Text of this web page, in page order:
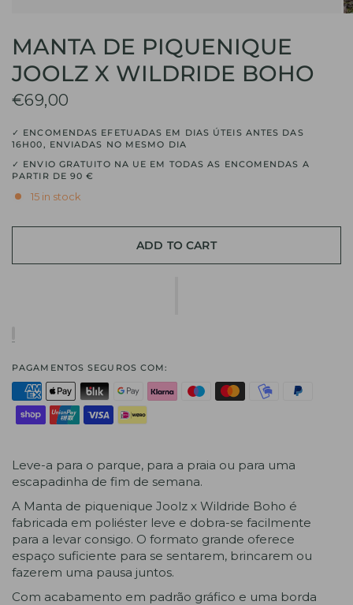
MANTA DE PIQUENIQUE
JOOLZ X WILDRIDE BOHO
€69,00
✓ ENCOMENDAS EFETUADAS EM DIAS ÚTEIS ANTES DAS
16H00, ENVIADAS NO MESMO DIA
✓ ENVIO GRATUITO NA UE EM TODAS AS ENCOMENDAS A
PARTIR DE 90 €
15 in stock
ADD TO CART
PAGAMENTOS SEGUROS COM:
Leve-a para o parque, para a praia ou para uma
escapadinha de fim de semana.
A Manta de piquenique Joolz x Wildride Boho é
fabricada em poliéster leve e dobra-se facilmente
para a levar consigo. O formato grande oferece
espaço suficiente para se sentarem, brincarem ou
fazerem uma pausa juntos.
Com acabamento em padrão gráfico e uma borda